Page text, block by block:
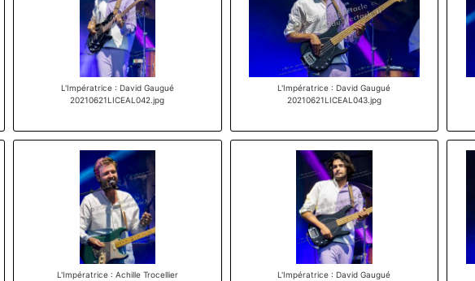
L'Impératrice : David Gaugué
20210621LICEAL042.jpg
L'Impératrice : David Gaugué
20210621LICEAL043.jpg
L'Impératrice : Achille Trocellier
L'Impératrice : David Gaugué